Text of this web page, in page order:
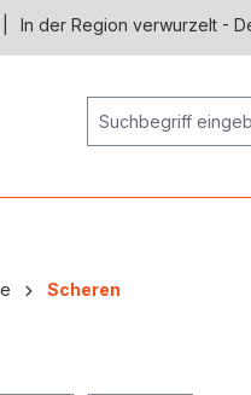
In der Region verwurzelt -
Scheren